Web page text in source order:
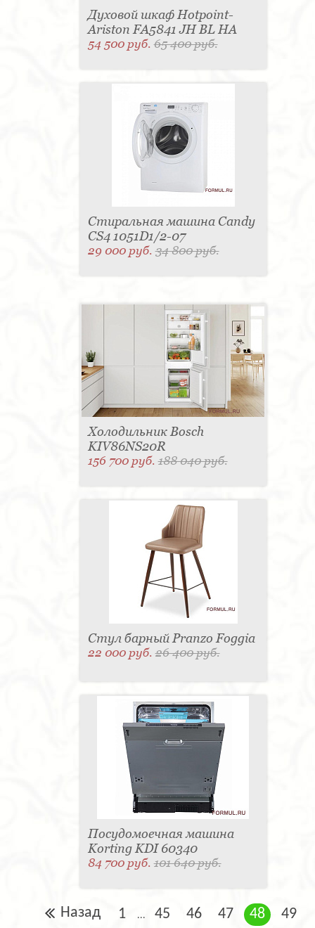
Духовой шкаф Hotpoint-
Ariston FA5841 JH BL HA
54 500 руб.65 400 руб.
Стиральная машина Candy
CS4 1051D1/2-07
29 000 руб.34 800 руб.
Холодильник Bosch
KIV86NS20R
156 700 руб.188 040 руб.
Стул барный Pranzo Foggia
22 000 руб.26 400 руб.
Посудомоечная машина
Korting KDI 60340
84 700 руб.101 640 руб.
Назад 1 ... 45 46 47 48 49